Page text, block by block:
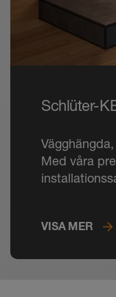
Schlüter-
Med våra
VISA MER